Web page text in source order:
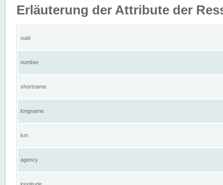
Erläuterung der Attribute der
uuid
number
shortname
longname
km
agency